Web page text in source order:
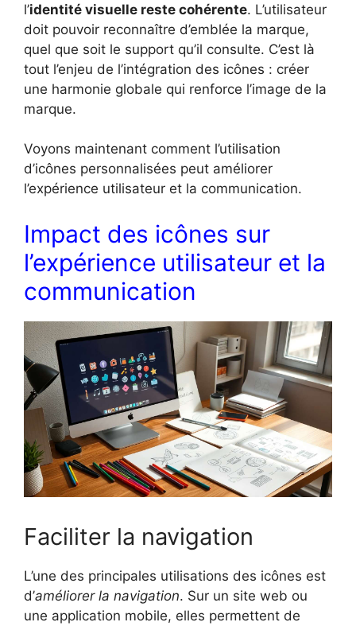
l’identité visuelle reste cohérente. L’utilisateur
doit pouvoir reconnaître d’emblée la marque,
quel que soit le support qu’il consulte. C’est là
tout l’enjeu de l’intégration des icônes : créer
une harmonie globale qui renforce l’image de la
marque.
Voyons maintenant comment l’utilisation
d’icônes personnalisées peut améliorer
l’expérience utilisateur et la communication.
Impact des icônes sur
l’expérience utilisateur et la
communication
Faciliter la navigation
L’une des principales utilisations des icônes est
d’améliorer la navigation. Sur un site web ou
une application mobile, elles permettent de